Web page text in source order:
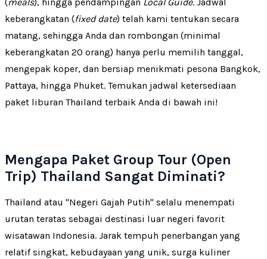
keberangkatan (fixed date) telah kami tentukan secara
matang, sehingga Anda dan rombongan (minimal
keberangkatan 20 orang) hanya perlu memilih tanggal,
mengepak koper, dan bersiap menikmati pesona Bangkok,
Pattaya, hingga Phuket. Temukan jadwal ketersediaan
paket liburan Thailand terbaik Anda di bawah ini!
Mengapa Paket Group Tour (Open
Trip) Thailand Sangat Diminati?
Thailand atau "Negeri Gajah Putih" selalu menempati
urutan teratas sebagai destinasi luar negeri favorit
wisatawan Indonesia. Jarak tempuh penerbangan yang
relatif singkat, kebudayaan yang unik, surga kuliner